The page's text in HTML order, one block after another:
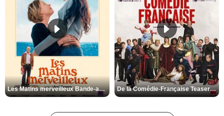
Les Matins merveilleux Bande-annonce VF De la Comédie-Française Teaser VF